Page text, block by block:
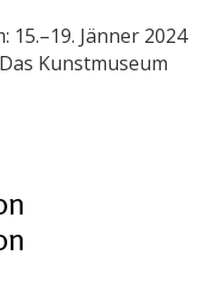
15.–19. Jänner 2024
Kunstmuseum